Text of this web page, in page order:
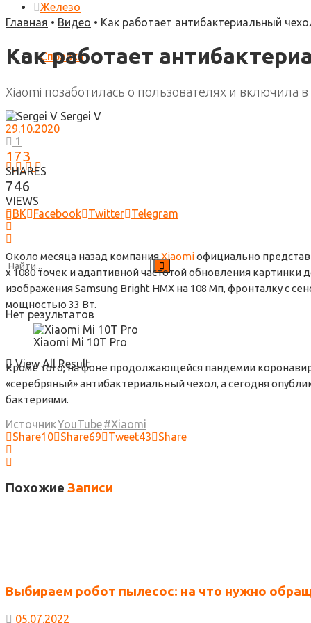
Железо
Справка
Нет результатов
View All Result
Главная • Видео • Как работает антибактериальный
Как работает
Xiaomi позаботилась о пользователях и включила
Sergei V
29.10.2020
1
173
SHARES
746
VIEWS
ВК
Facebook Twitter Telegram
Около месяца назад компанияXiaomiофициально
x 1080 точек и адаптивной частотой обновления картинки
изображения Samsung Bright HMX на 108 Мп, фронталку с
мощностью 33 Вт.
Xiaomi Mi 10T Pro
Кроме того, на фоне продолжающейся пандемии
«серебряный» антибактериальный чехол, а сегодня
бактериями.
ИсточникYouTube
Xiaomi
Share10 Share69 Tweet43 Share
Похожие Записи
Выбираем робот пылесос: на что нужно
05.07.2022